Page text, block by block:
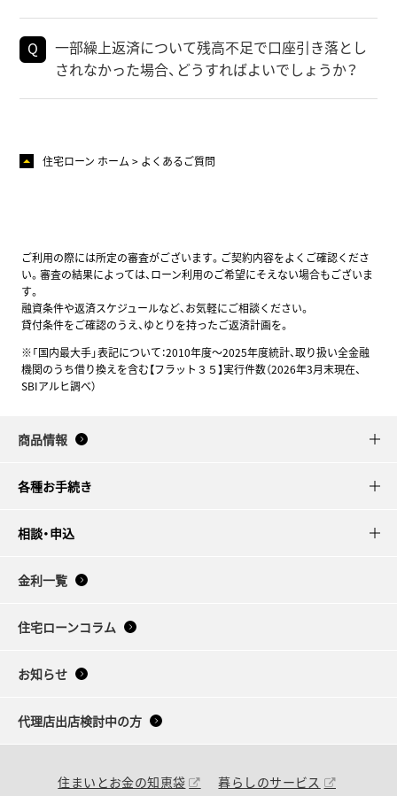
一部繰上返済について残高不足で口座引き落とし
されなかった場合、どうすればよいでしょうか？
住宅ローン ホーム よくあるご質問
ご利用の際には所定の審査がございます。ご契約内容をよくご確認くださ
い。審査の結果によっては、ローン利用のご希望にそえない場合もございま
す。
融資条件や返済スケジュールなど、お気軽にご相談ください。
貸付条件をご確認のうえ、ゆとりを持ったご返済計画を。
※「国内最大手」表記について：2010年度～2025年度統計、取り扱い全金融
機関のうち借り換えを含む【フラット３５】実行件数（2026年3月末現在、
SBIアルヒ調べ）
商品情報
各種お手続き
相談・申込
金利一覧
住宅ローンコラム
お知らせ
代理店出店検討中の方
住まいとお金の知恵袋 暮らしのサービス